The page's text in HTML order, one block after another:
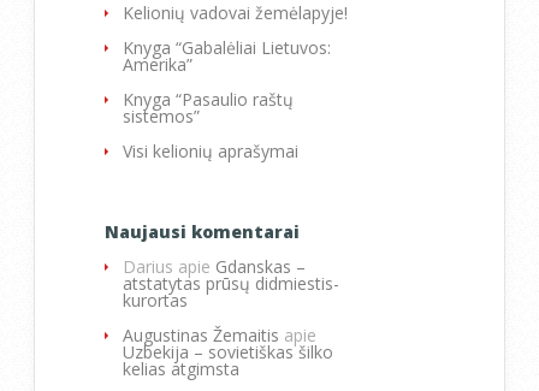
Kelionių vadovai žemėlapyje!
Knyga “Gabalėliai Lietuvos:
Amerika”
Knyga “Pasaulio raštų
sistemos”
Visi kelionių aprašymai
Naujausi komentarai
Darius apie Gdanskas –
atstatytas prūsų didmiestis-
kurortas
Augustinas Žemaitis apie
Uzbekija – sovietiškas šilko
kelias atgimsta